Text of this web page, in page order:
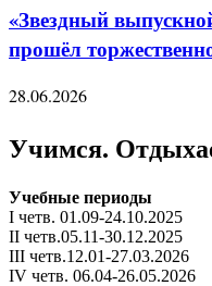
«Звездный
прошёл
28.06.2026
Учимся.
Учебные периоды
I четв. 01.09-24.10.2025
II четв.05.11-30.12.2025
III четв.12.01-27.03.2026
IV четв. 06.04-26.05.2026